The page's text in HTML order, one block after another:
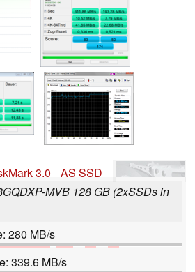
3.0
AS SSD
MVB 128 GB (2xSSDs in
280 MB/s
339.6 MB/s